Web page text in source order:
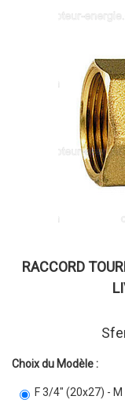
RACCORD
Choix du Modèle :
F 3/4" (20x27) -